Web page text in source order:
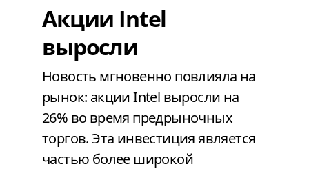
Акции Intel
выросли
Новость мгновенно повлияла на
рынок: акции Intel выросли на
26% во время предрыночных
торгов. Эта инвестиция является
частью более широкой